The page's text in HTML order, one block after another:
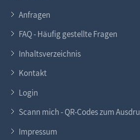
Anfragen
FAQ - Häufig gestellte Fragen
Inhaltsverzeichnis
Kontakt
Login
Scann mich - QR-Codes zum
Impressum